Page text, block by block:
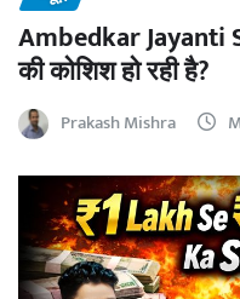
Ambedkar Jayanti
की कोशिश हो रही है?
Prakash Mishra